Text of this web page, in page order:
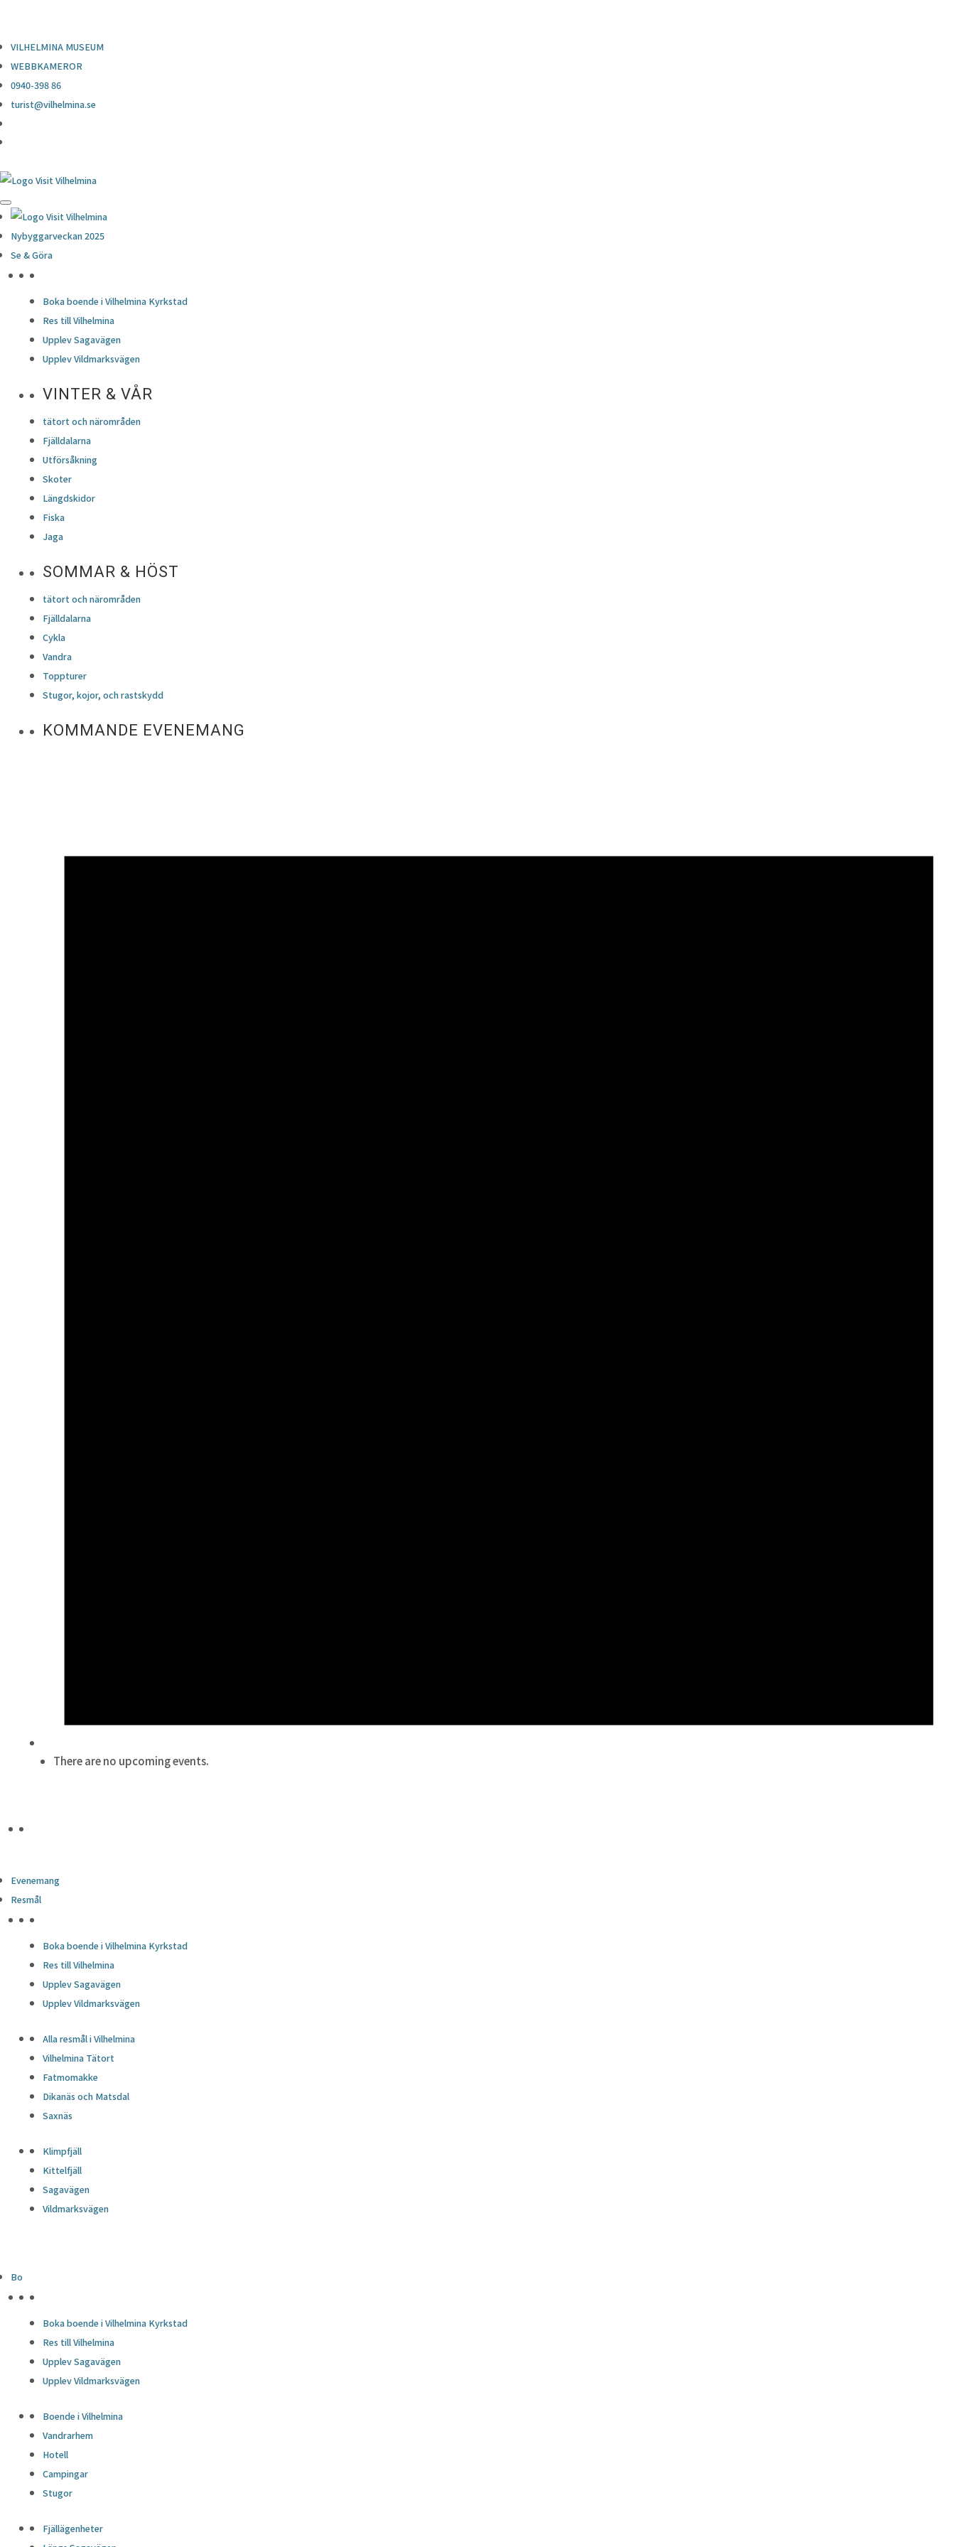
VILHELMINA MUSEUM
WEBBKAMEROR
0940-398 86
turist@vilhelmina.se
Nybyggarveckan 2025
Se & Göra
Boka boende i Vilhelmina Kyrkstad
Res till Vilhelmina
Upplev Sagavägen
Upplev Vildmarksvägen
VINTER & VÅR
tätort och närområden
Fjälldalarna
Utförsåkning
Skoter
Längdskidor
Fiska
Jaga
SOMMAR & HÖST
tätort och närområden
Fjälldalarna
Cykla
Vandra
Toppturer
Stugor, kojor, och rastskydd
KOMMANDE EVENEMANG
There are no upcoming events.
Evenemang
Resmål
Boka boende i Vilhelmina Kyrkstad
Res till Vilhelmina
Upplev Sagavägen
Upplev Vildmarksvägen
Alla resmål i Vilhelmina
Vilhelmina Tätort
Fatmomakke
Dikanäs och Matsdal
Saxnäs
Klimpfjäll
Kittelfjäll
Sagavägen
Vildmarksvägen
Bo
Boka boende i Vilhelmina Kyrkstad
Res till Vilhelmina
Upplev Sagavägen
Upplev Vildmarksvägen
Boende i Vilhelmina
Vandrarhem
Hotell
Campingar
Stugor
Fjällägenheter